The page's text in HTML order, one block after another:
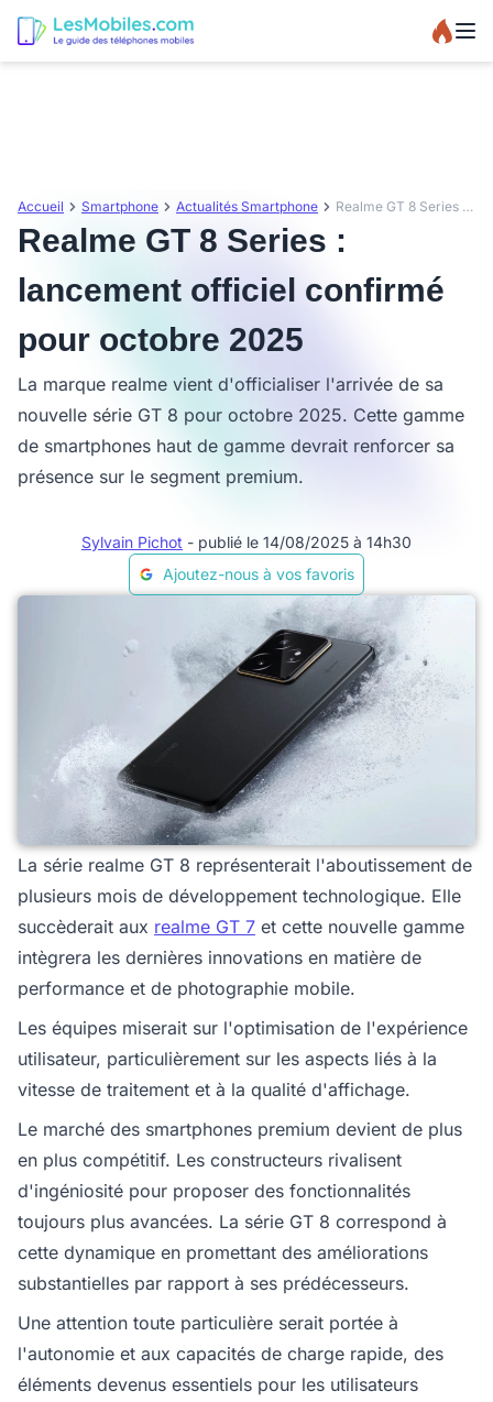
Accueil Smartphone Actualités Smartphone Realme GT 8 Series : lancement officiel confirmé pour octobre 2025
Realme GT 8 Series :
lancement officiel confirmé
pour octobre 2025
La marque realme vient d'officialiser l'arrivée de sa
nouvelle série GT 8 pour octobre 2025. Cette gamme
de smartphones haut de gamme devrait renforcer sa
présence sur le segment premium.
Sylvain Pichot - publié le 14/08/2025 à 14h30
Ajoutez-nous à vos favoris
La série realme GT 8 représenterait l'aboutissement de
plusieurs mois de développement technologique. Elle
succèderait aux realme GT 7 et cette nouvelle gamme
intègrera les dernières innovations en matière de
performance et de photographie mobile.
Les équipes miserait sur l'optimisation de l'expérience
utilisateur, particulièrement sur les aspects liés à la
vitesse de traitement et à la qualité d'affichage.
Le marché des smartphones premium devient de plus
en plus compétitif. Les constructeurs rivalisent
d'ingéniosité pour proposer des fonctionnalités
toujours plus avancées. La série GT 8 correspond à
cette dynamique en promettant des améliorations
substantielles par rapport à ses prédécesseurs.
Une attention toute particulière serait portée à
l'autonomie et aux capacités de charge rapide, des
éléments devenus essentiels pour les utilisateurs